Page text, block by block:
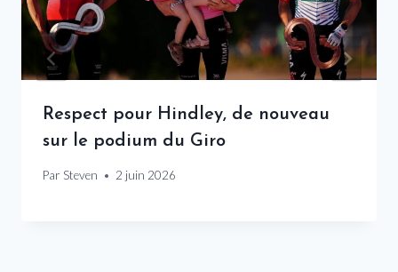
Respect pour Hindley, de nouveau
sur le podium du Giro
Par Steven 2 juin 2026